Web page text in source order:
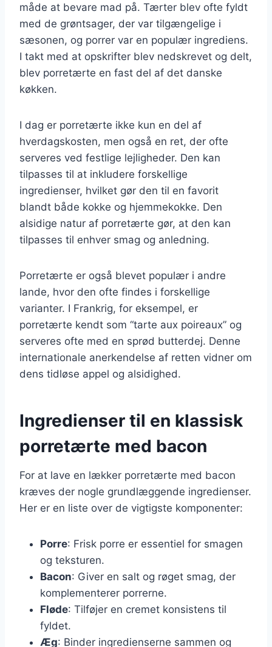
måde at bevare mad på. Tærter blev ofte fyldt
med de grøntsager, der var tilgængelige i
sæsonen, og porrer var en populær ingrediens.
I takt med at opskrifter blev nedskrevet og delt,
blev porretærte en fast del af det danske
køkken.
I dag er porretærte ikke kun en del af
hverdagskosten, men også en ret, der ofte
serveres ved festlige lejligheder. Den kan
tilpasses til at inkludere forskellige
ingredienser, hvilket gør den til en favorit
blandt både kokke og hjemmekokke. Den
alsidige natur af porretærte gør, at den kan
tilpasses til enhver smag og anledning.
Porretærte er også blevet populær i andre
lande, hvor den ofte findes i forskellige
varianter. I Frankrig, for eksempel, er
porretærte kendt som “tarte aux poireaux” og
serveres ofte med en sprød butterdej. Denne
internationale anerkendelse af retten vidner om
dens tidløse appel og alsidighed.
Ingredienser til en klassisk
porretærte med bacon
For at lave en lækker porretærte med bacon
kræves der nogle grundlæggende ingredienser.
Her er en liste over de vigtigste komponenter:
Porre: Frisk porre er essentiel for smagen
og teksturen.
Bacon: Giver en salt og røget smag, der
komplementerer porrerne.
Fløde: Tilføjer en cremet konsistens til
fyldet.
Æg: Binder ingredienserne sammen og